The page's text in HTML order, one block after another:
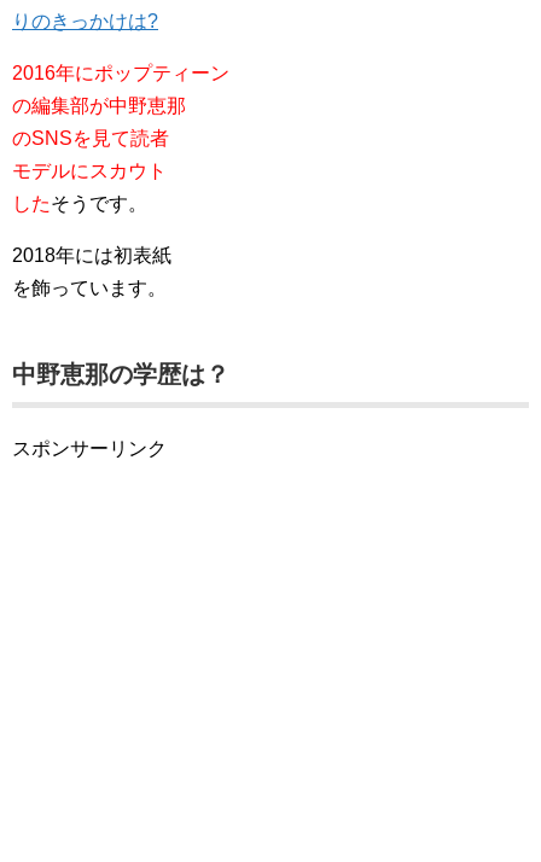
りのきっかけは?
2016年にポップティーン
の編集部が中野恵那
のSNSを見て読者
モデルにスカウト
したそうです。
2018年には初表紙
を飾っています。
中野恵那の学歴は？
スポンサーリンク